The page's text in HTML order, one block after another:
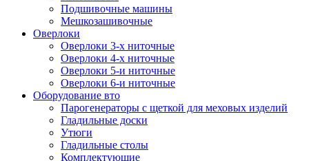
Подшивочные машины
Мешкозашивочные
Оверлоки
Оверлоки 3-х ниточные
Оверлоки 4-х ниточные
Оверлоки 5-и ниточные
Оверлоки 6-и ниточные
Оборудование вто
Парогенераторы с щеткой для меховых изделий
Гладильные доски
Утюги
Гладильные столы
Комплектующие